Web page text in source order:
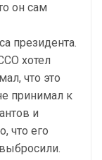
он сам
президента.
хотел
что это
принимал к
и
что его